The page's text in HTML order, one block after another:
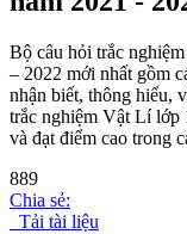
Bộ câu hỏi trắc
– 2022 mới nhất gồm
nhận biết, thông hiểu,
trắc nghiệm Vật Lí lớp
và đạt điểm cao trong
889
Chia sẻ:
Tải tài liệu